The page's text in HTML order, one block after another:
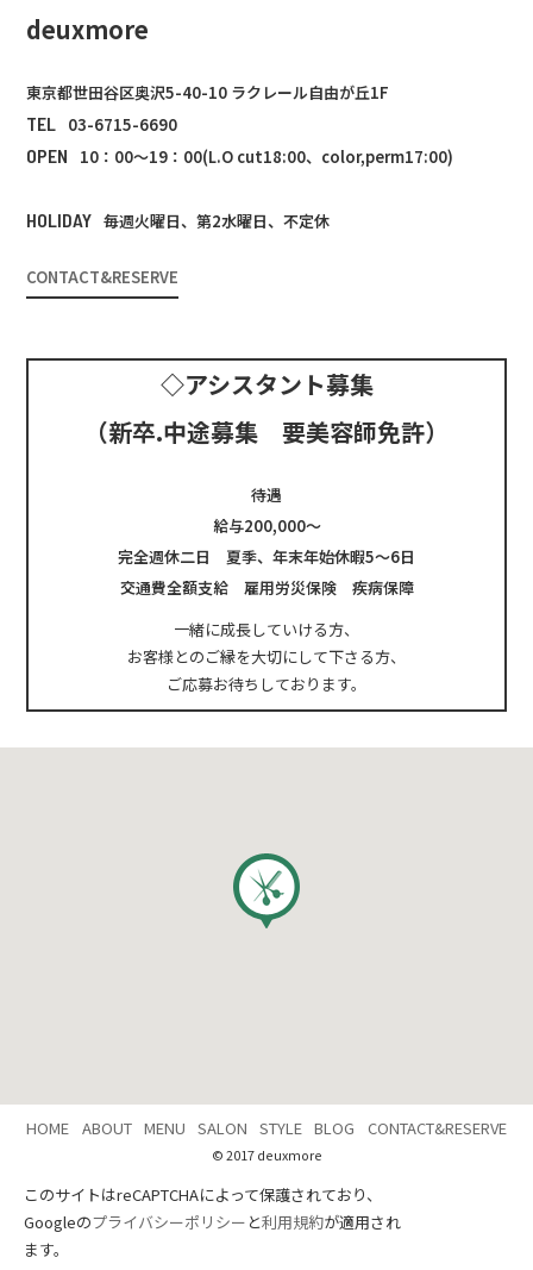
deuxmore
東京都世田谷区奥沢5-40-10 ラクレール自由が丘1F
TEL 03-6715-6690
OPEN
10：00～19：00(L.O cut18:00、color,perm17:00)
HOLIDAY 毎週火曜日、第2水曜日、不定休
CONTACT&RESERVE
◇アシスタント募集
（新卒.中途募集 要美容師免許）
待遇
給与200,000～
完全週休二日 夏季、年末年始休暇5～6日
交通費全額支給 雇用労災保険 疾病保障
一緒に成長していける方、
お客様とのご縁を大切にして下さる方、
ご応募お待ちしております。
HOME ABOUT MENU SALON STYLE BLOG CONTACT&RESERVE
© 2017 deuxmore
このサイトはreCAPTCHAによって保護されており、
Googleのプライバシーポリシー と利用規約が適用され
ます。